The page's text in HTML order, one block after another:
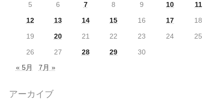
5
6 7 8 9 10
11
12
13 14 15 16 17
18
19
20 21 22 23 24
25
26
27 28 29
30
« 5月
7月 »
アーカイブ